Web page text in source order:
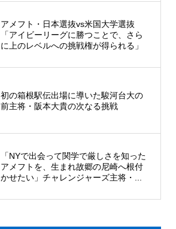
アメフト・日本選抜vs米国大学選抜
「アイビーリーグに勝つことで、さら
に上のレベルへの挑戦権が得られる」
初の箱根駅伝出場に導いた駿河台大の
前主将・阪本大貴の次なる挑戦
「NYで出会って関学で厳しさを知った
アメフトを、生まれ故郷の尼崎へ根付
かせたい」チャレンジャーズ主将・...